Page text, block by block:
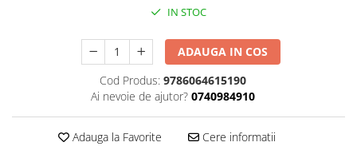
Publicistica / Reportaje / Interviuri
Sociologie si filozofie
IN STOC
ADAUGA IN COS
Cod Produs: 9786064615190
Ai nevoie de ajutor? 0740984910
Adauga la Favorite Cere informatii